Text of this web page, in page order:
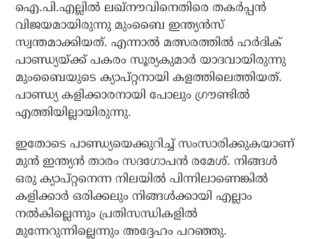
ഐ.പി.എല്ലില്‍ ലഖ്‌നൗവിനെതിരെ തകര്‍പ്പന്‍
വിജയമായിരുന്നു മുംബൈ ഇന്ത്യന്‍സ്
സ്വന്തമാക്കിയത്. എന്നാല്‍ മത്സരത്തില്‍ ഹര്‍ദിക്
പാണ്ഡ്യയ്ക്ക് പകരം സൂര്യകുമാര്‍ യാദവായിരുന്നു
മുംബൈയുടെ ക്യാപ്റ്റനായി കളത്തിലെത്തിയത്.
പാണ്ഡ്യ കളിക്കാരനായി പോലും ഗ്രൗണ്ടില്‍
എത്തിയില്ലായിരുന്നു.
ഇതോടെ പാണ്ഡ്യയെക്കുറിച്ച് സംസാരിക്കുകയാണ്
മുന്‍ ഇന്ത്യന്‍ താരം സദഗോപന്‍ രമേശ്. നിങ്ങള്‍
ഒരു ക്യാപ്റ്റനെന്ന നിലയില്‍ പിന്നിലാണെങ്കില്‍
കളിക്കാര്‍ ഒരിക്കലും നിങ്ങള്‍ക്കായി എല്ലാം
നല്‍കില്ലെന്നും പ്രതിസന്ധികളില്‍
മുന്നേറുന്നില്ലെന്നും അദ്ദേഹം പറഞ്ഞു.